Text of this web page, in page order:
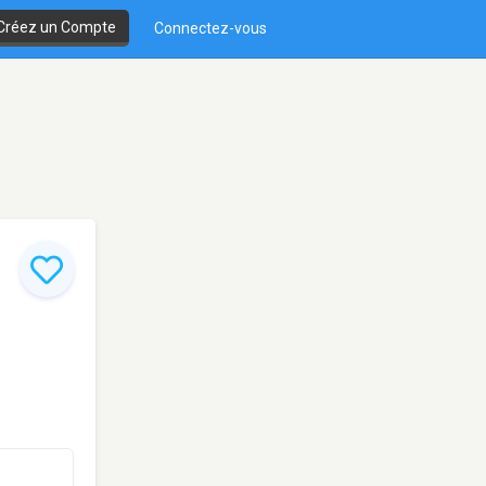
un Compte Connectez-vous